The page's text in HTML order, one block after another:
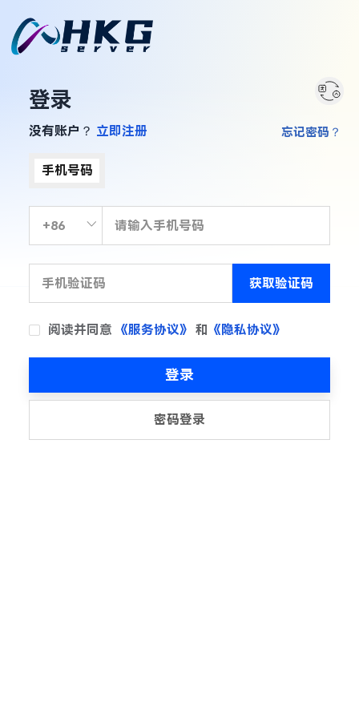
登录
没有账户？ 立即注册
手机号码
获取验证码
阅读并同意 《服务协议》 和 《隐私协议》
忘记密码？
登录
密码登录